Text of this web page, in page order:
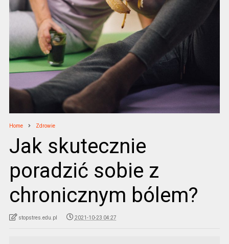
Home Zdrowie
Jak skutecznie
poradzić sobie z
chronicznym bólem?
stopstres.edu.pl 2021-10-23 04:27